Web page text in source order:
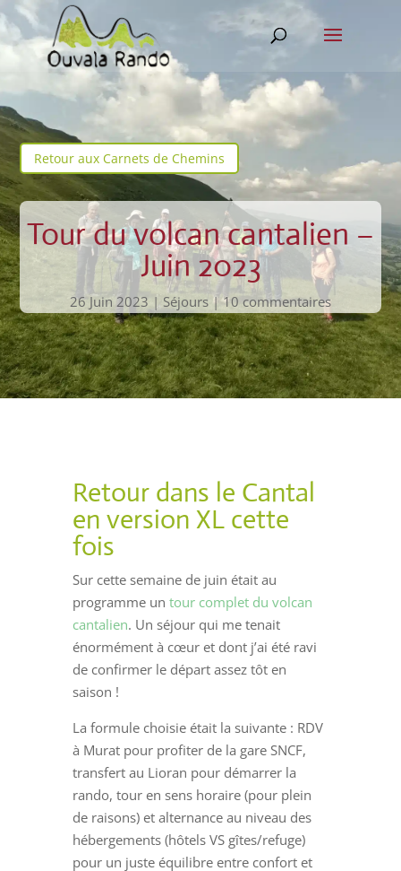
Retour aux Carnets de Chemins
Tour du volcan cantalien –
Juin 2023
26 Juin 2023 | Séjours |10 commentaires
Retour dans le Cantal
en version XL cette
fois
Sur cette semaine de juin était au
programme un tour complet du volcan
cantalien. Un séjour qui me tenait
énormément à cœur et dont j’ai été ravi
de confirmer le départ assez tôt en
saison !
La formule choisie était la suivante : RDV
à Murat pour profiter de la gare SNCF,
transfert au Lioran pour démarrer la
rando, tour en sens horaire (pour plein
de raisons) et alternance au niveau des
hébergements (hôtels VS gîtes/refuge)
pour un juste équilibre entre confort et